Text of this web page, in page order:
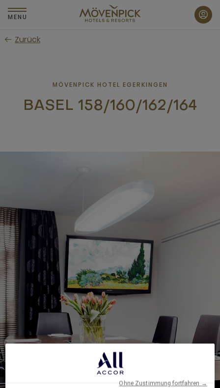
Zum
Hauptinhalt
MENU
Zurück
MÖVENPICK HOTEL EGERKINGEN
BASEL 158/160/162/164
Ohne Zustimmung fortfahren →